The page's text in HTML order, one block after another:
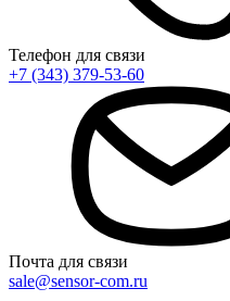
Телефон для связи
+7 (343) 379-53-60
Почта для связи
sale@sensor-com.ru